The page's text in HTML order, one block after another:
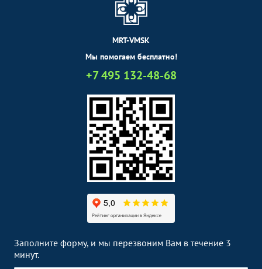
MRT-VMSK
Мы помогаем бесплатно!
+7 495 132-48-68
Заполните форму, и мы перезвоним Вам в течение 3
минут.